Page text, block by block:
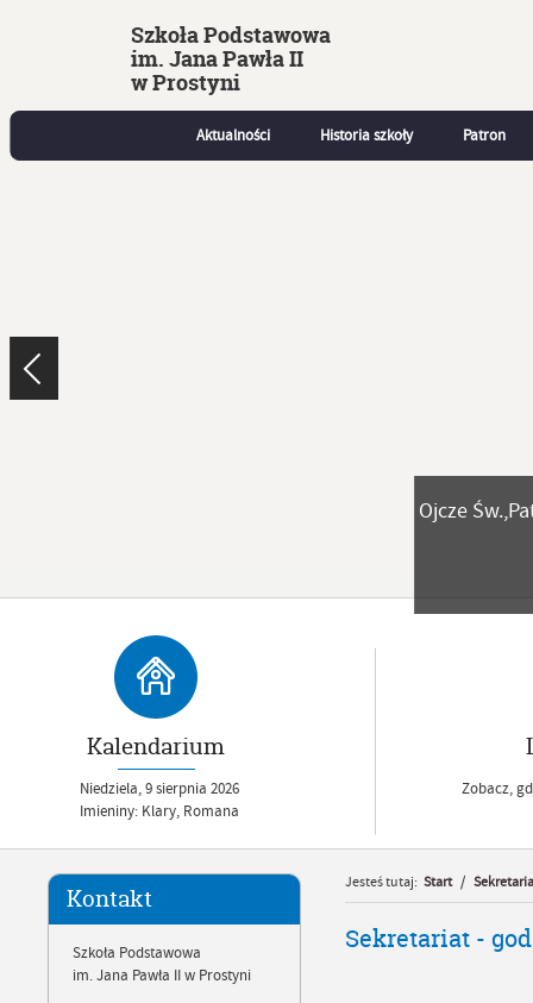
Szkoła Podstawowa
im. Jana Pawła II
w Prostyni
Aktualności Historia szkoły Patron
Ojcze
Kalendarium
Niedziela,9sierpnia 2026
Imieniny: Klary, Romana
Zobacz,
Kontakt
Szkoła Podstawowa
im. Jana Pawła II w Prostyni
Jesteś tutaj: Start /
Sekretariat -